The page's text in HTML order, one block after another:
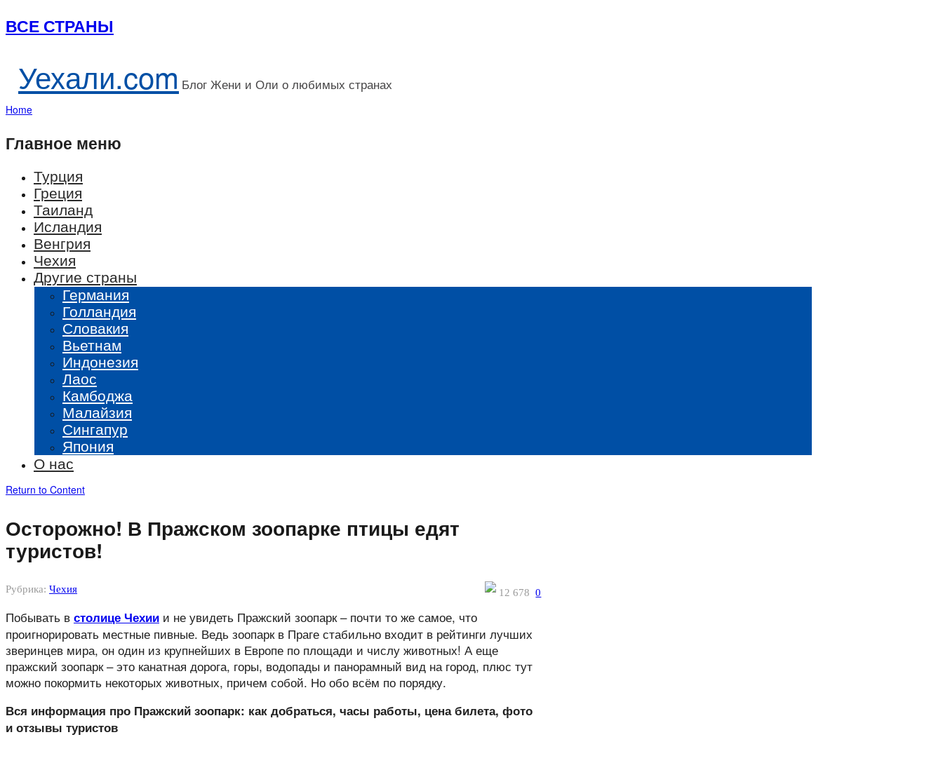
ВСЕ СТРАНЫ
Уехали.com Блог Жени и Оли о любимых странах
Home
Главное меню
Турция
Греция
Таиланд
Исландия
Венгрия
Чехия
Другие страны
Германия
Голландия
Словакия
Вьетнам
Индонезия
Лаос
Камбоджа
Малайзия
Сингапур
Япония
О нас
Return to Content
Осторожно! В Пражском зоопарке птицы едят
туристов!
Рубрика: Чехия 12 6780
Побывать в столице Чехии и не увидеть Пражский зоопарк – почти то же самое, что
проигнорировать местные пивные. Ведь зоопарк в Праге стабильно входит в рейтинги лучших
зверинцев мира, он один из крупнейших в Европе по площади и числу животных! А еще
пражский зоопарк – это канатная дорога, горы, водопады и панорамный вид на город, плюс тут
можно покормить некоторых животных, причем собой. Но обо всём по порядку.
Вся информация про Пражский зоопарк: как добраться, часы работы, цена билета, фото
и отзывы туристов